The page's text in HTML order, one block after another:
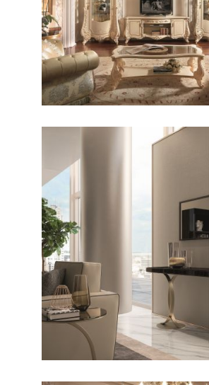
CLASSICO / LIVING
Firenze
CONTEMPORANO /
CONSOLLE
Richmond